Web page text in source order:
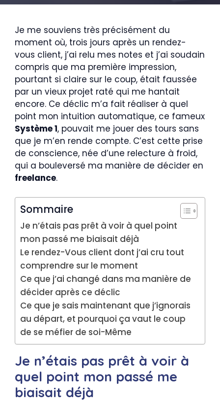
Je me souviens très précisément du
moment où, trois jours après un rendez-
vous client, j’ai relu mes notes et j’ai soudain
compris que ma première impression,
pourtant si claire sur le coup, était faussée
par un vieux projet raté qui me hantait
encore. Ce déclic m’a fait réaliser à quel
point mon intuition automatique, ce fameux
Système 1, pouvait me jouer des tours sans
que je m’en rende compte. C’est cette prise
de conscience, née d’une relecture à froid,
qui a bouleversé ma manière de décider en
freelance.
Sommaire
Je n’étais pas prêt à voir à quel point
mon passé me biaisait déjà
Le rendez-Vous client dont j’ai cru tout
comprendre sur le moment
Ce que j’ai changé dans ma manière de
décider après ce déclic
Ce que je sais maintenant que j’ignorais
au départ, et pourquoi ça vaut le coup
de se méfier de soi-Même
Je n’étais pas prêt à voir à
quel point mon passé me
biaisait déjà